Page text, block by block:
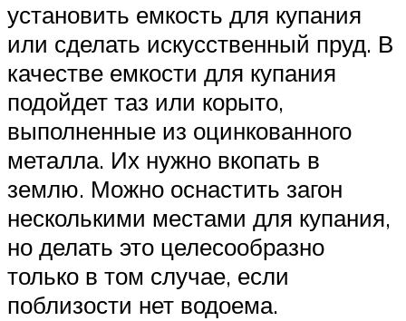
установить емкость для купания
или сделать искусственный пруд. В
качестве емкости для купания
подойдет таз или корыто,
выполненные из оцинкованного
металла. Их нужно вкопать в
землю. Можно оснастить загон
несколькими местами для купания,
но делать это целесообразно
только в том случае, если
поблизости нет водоема.